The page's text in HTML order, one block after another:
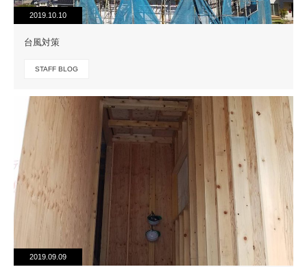
2019.10.10
台風対策
STAFF BLOG
2019.09.09